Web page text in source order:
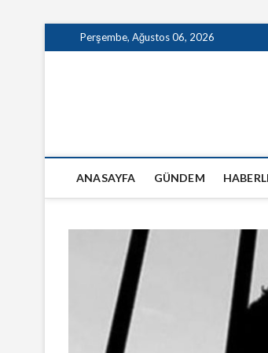
to
Perşembe, Ağustos 06, 2026
ANASAYFA GÜNDEM